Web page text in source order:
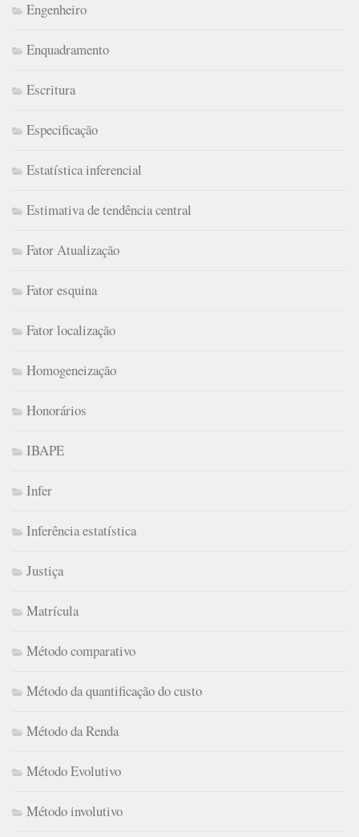
Engenheiro
Enquadramento
Escritura
Especificação
Estatística inferencial
Estimativa de tendência central
Fator Atualização
Fator esquina
Fator localização
Homogeneização
Honorários
IBAPE
Infer
Inferência estatística
Justiça
Matrícula
Método comparativo
Método da quantificação do custo
Método da Renda
Método Evolutivo
Método involutivo